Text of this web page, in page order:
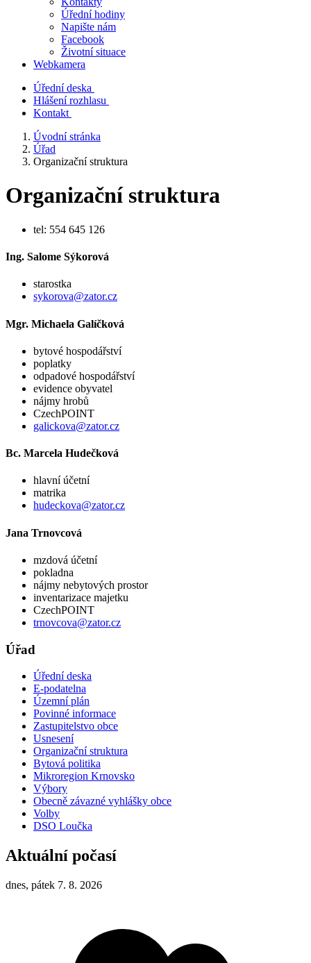
Úřední hodiny
Napište nám
Facebook
Životní situace
Webkamera
Úřední deska
Hlášení rozhlasu
Kontakt
Úvodní stránka
Úřad
Organizační struktura
Organizační struktura
tel: 554 645 126
Ing. Salome Sýkorová
starostka
sykorova@zator.cz
Mgr. Michaela Galíčková
bytové hospodářství
poplatky
odpadové hospodářství
evidence obyvatel
nájmy hrobů
CzechPOINT
galickova@zator.cz
Bc. Marcela Hudečková
hlavní účetní
matrika
hudeckova@zator.cz
Jana Trnovcová
mzdová účetní
pokladna
nájmy nebytových prostor
inventarizace majetku
CzechPOINT
trnovcova@zator.cz
Úřad
Úřední deska
E-podatelna
Územní plán
Povinné informace
Zastupitelstvo obce
Usnesení
Organizační struktura
Bytová politika
Mikroregion Krnovsko
Výbory
Obecně závazné vyhlášky obce
Volby
DSO Loučka
Aktuální počasí
dnes, pátek 7. 8. 2026